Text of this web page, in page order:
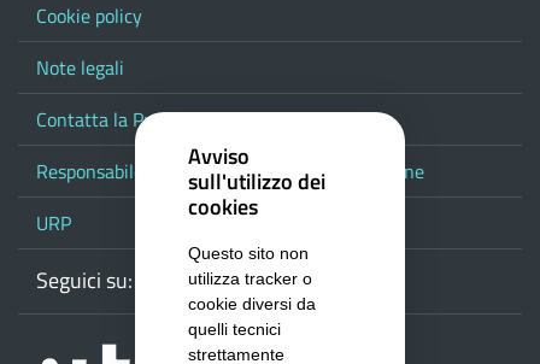
Cookie policy
Note legali
Contatta la Provincia
Responsabile del procedimento di pubblicazione
URP
Seguici su: WebmailFacebook
Youtube
Avviso
sull'utilizzo dei
cookies
Questo sito non
utilizza tracker o
cookie diversi da
quelli tecnici
strettamente